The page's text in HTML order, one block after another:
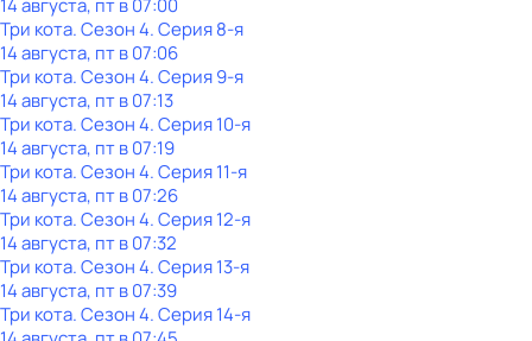
14 августа, пт в 07:00
Три кота. Сезон 4. Серия 8-я
14 августа, пт в 07:06
Три кота. Сезон 4. Серия 9-я
14 августа, пт в 07:13
Три кота. Сезон 4. Серия 10-я
14 августа, пт в 07:19
Три кота. Сезон 4. Серия 11-я
14 августа, пт в 07:26
Три кота. Сезон 4. Серия 12-я
14 августа, пт в 07:32
Три кота. Сезон 4. Серия 13-я
14 августа, пт в 07:39
Три кота. Сезон 4. Серия 14-я